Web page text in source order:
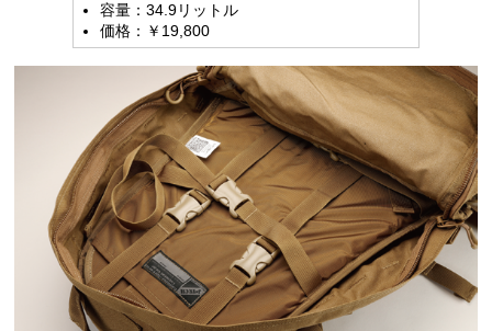
容量：34.9リットル
価格：￥19,800